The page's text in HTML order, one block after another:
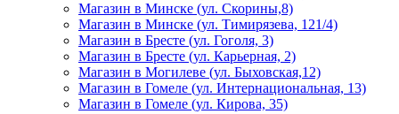
Магазин в Минске (ул. Скорины,8)
Магазин в Минске (ул. Тимирязева, 121/4)
Магазин в Бресте (ул. Гоголя, 3)
Магазин в Бресте (ул. Карьерная, 2)
Магазин в Могилеве (ул. Быховская,12)
Магазин в Гомеле (ул. Интернациональная, 13)
Магазин в Гомеле (ул. Кирова, 35)